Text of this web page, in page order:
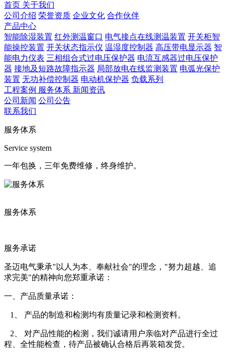
首页 关于我们
公司介绍 荣誉资质 企业文化 合作伙伴
产品中心
智能除湿装置 红外测温窗口 电气接点在线测温装置 开关柜智
能操控装置 开关状态指示仪 温湿度控制器 高压带电显示器 智
能电力仪表 三相组合式过电压保护器 电流互感器过电压保护
器 接地及短路故障指示器 局部放电在线监测装置 电弧光保护
装置 无功补偿控制器 电动机保护器 负载系列
工程案例 服务体系 新闻资讯
公司新闻 公司公告
联系我们
服务体系
Service system
一年包换，三年免费维修，终身维护。
服务体系
服务承诺
圣迈电气秉承"以人为本、奉献社会"的理念，"努力超越、追
求完美"的精神向您郑重承诺：
一、产品质量承诺：
1、 产品的制造和检测均有质量记录和检测资料。
2、 对产品性能的检测，我们诚请用户亲临对产品进行全过
程、全性能检查，待产品被确认合格后再装箱发货。